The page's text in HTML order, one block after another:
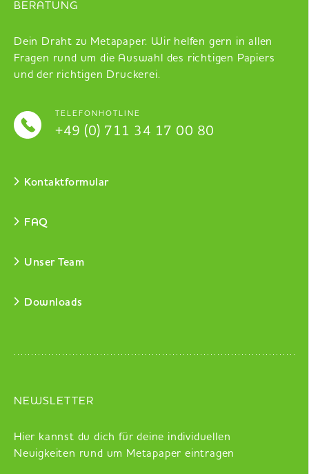
BERATUNG
Dein Draht zu Metapaper. Wir helfen gern in allen
Fragen rund um die Auswahl des richtigen Papiers
und der richtigen Druckerei.
TELEFONHOTLINE
+49 (0) 711 34 17 00 80
Kontaktformular
FAQ
Unser Team
Downloads
NEWSLETTER
Hier kannst du dich für deine individuellen
Neuigkeiten rund um Metapaper eintragen